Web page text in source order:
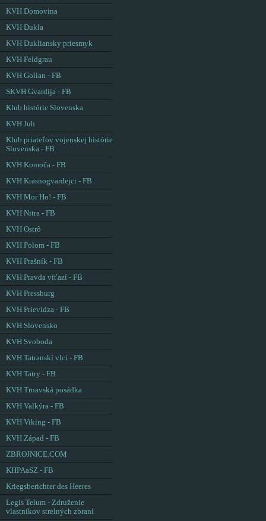
KVH Domovina
KVH Dukla
KVH Dukliansky priesmyk
KVH Feldgrau
KVH Golian - FB
SKVH Gvardija - FB
Klub histórie Slovenska
KVH Juh
Klub priateľov vojenskej histórie
Slovenska - FB
KVH Komoča - FB
KVH Krasnogvardejci - FB
KVH Mor Ho! - FB
KVH Nitra - FB
KVH Ostrô
KVH Polom - FB
KVH Prašník - FB
KVH Pravda víťazí - FB
KVH Pressburg
KVH Prievidza - FB
KVH Slovensko
KVH Svoboda
KVH Tatranskí vlci - FB
KVH Tatry - FB
KVH Trnavská posádka
KVH Valkýra - FB
KVH Viking - FB
KVH Západ - FB
ZBROJNICE.COM
KHPAaSZ - FB
Kriegsberichter des Heeres
Legis Telum - Združenie
vlastníkov strelných zbraní